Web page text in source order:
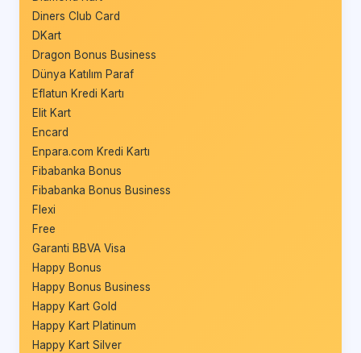
Diners Club Card
DKart
Dragon Bonus Business
Dünya Katılım Paraf
Eflatun Kredi Kartı
Elit Kart
Encard
Enpara.com Kredi Kartı
Fibabanka Bonus
Fibabanka Bonus Business
Flexi
Free
Garanti BBVA Visa
Happy Bonus
Happy Bonus Business
Happy Kart Gold
Happy Kart Platinum
Happy Kart Silver